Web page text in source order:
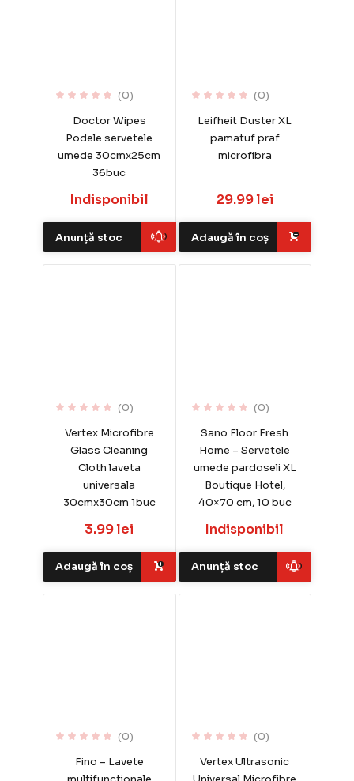
(0)
Doctor Wipes
Podele servetele
umede 30cmx25cm
36buc
Indisponibil
Anunță stoc
(0)
Leifheit Duster XL
pamatuf praf
microfibra
29.99 lei
Adaugă în coș
(0)
Vertex Microfibre
Glass Cleaning
Cloth laveta
universala
30cmx30cm 1buc
3.99 lei
Adaugă în coș
(0)
Sano Floor Fresh
Home – Servetele
umede pardoseli XL
Boutique Hotel,
40×70 cm, 10 buc
Indisponibil
Anunță stoc
(0)
Fino – Lavete
(0)
Vertex Ultrasonic